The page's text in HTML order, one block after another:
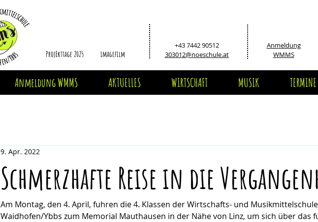
ProjEkttage 2025 imagefilm
+43 7442 90512
303012@noeschule.at
Anmeldung
WMMS
Anmeldung WMMS AKTUELLES WIRTSCHAFT MUSIK TERMINE
Schmerzhafte Reise in die
9. Apr. 2022
Am Montag, den 4. April, fuhren die 4. Klassen der Wirtschafts- und Musikmittelschule
Waidhofen/Ybbs zum Memorial Mauthausen in der Nähe von Linz, um sich über das